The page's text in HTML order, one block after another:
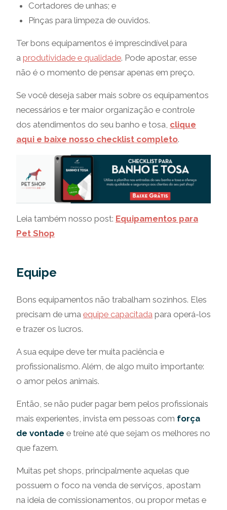
Cortadores de unhas; e
Pinças para limpeza de ouvidos.
Ter bons equipamentos é imprescindível para
a produtividade e qualidade. Pode apostar, esse
não é o momento de pensar apenas em preço.
Se você deseja saber mais sobre os equipamentos
necessários e ter maior organização e controle
dos atendimentos do seu banho e tosa, clique
aqui e baixe nosso checklist completo.
Leia também nosso post: Equipamentos para
Pet Shop
Equipe
Bons equipamentos não trabalham sozinhos. Eles
precisam de uma equipe capacitada para operá-los
e trazer os lucros.
A sua equipe deve ter muita paciência e
profissionalismo. Além, de algo muito importante:
o amor pelos animais.
Então, se não puder pagar bem pelos profissionais
mais experientes, invista em pessoas com força
de vontade e treine até que sejam os melhores no
que fazem.
Muitas pet shops, principalmente aquelas que
possuem o foco na venda de serviços, apostam
na ideia de comissionamentos, ou propor metas e